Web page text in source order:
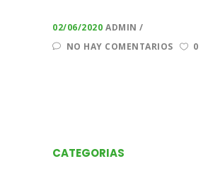
02/06/2020 ADMIN
NO HAY COMENTARIOS
0
CATEGORIAS